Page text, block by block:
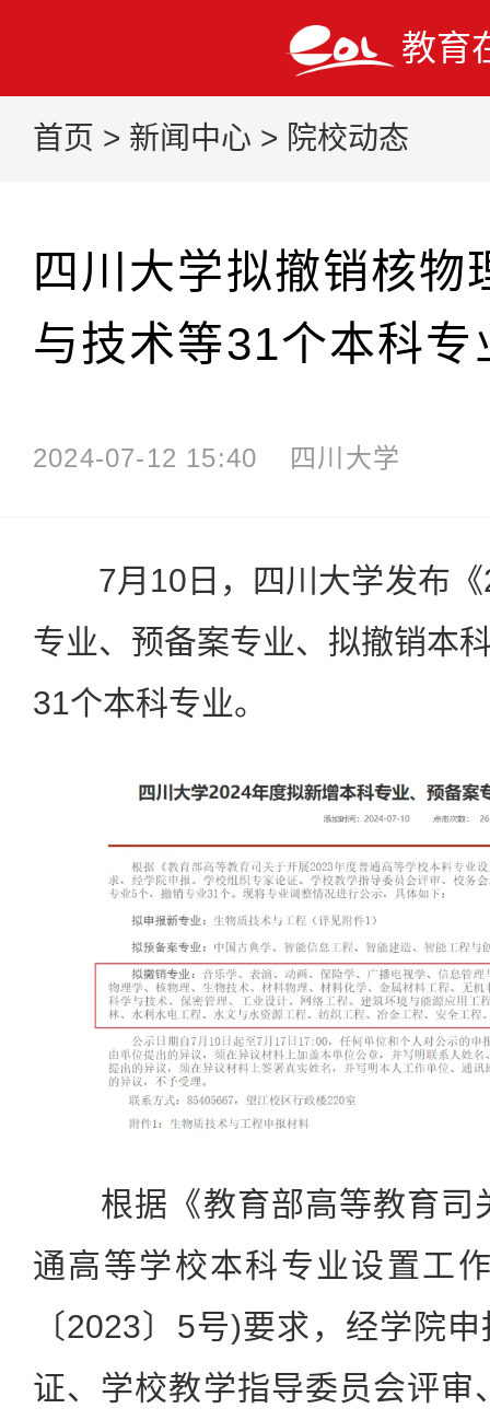
教育
首页 > 新闻中心 > 院校动态
四川大学拟撤销核物
与技术等31个本科专
2024-07-12 15:40 四川大学
7月10日，四川大学发布《
专业、预备案专业、拟撤销本
31个本科专业。
根据《教育部高等教育司
通高等学校本科专业设置工
〔2023〕5号)要求，经学院
证、学校教学指导委员会评审